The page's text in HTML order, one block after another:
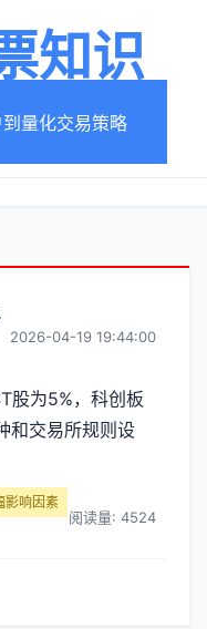
知识
量化交易策略
2026-04-19 19:44:00
股为5%，科创板
和交易所规则设
影响因素
阅读量: 4524